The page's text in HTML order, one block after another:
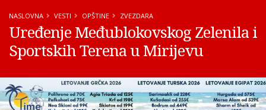
NASLOVNA VESTI OPŠTINE ZVEZDARA
Uređenje Međublokovskog Zelenila i
Sportskih Terena u Mirijevu